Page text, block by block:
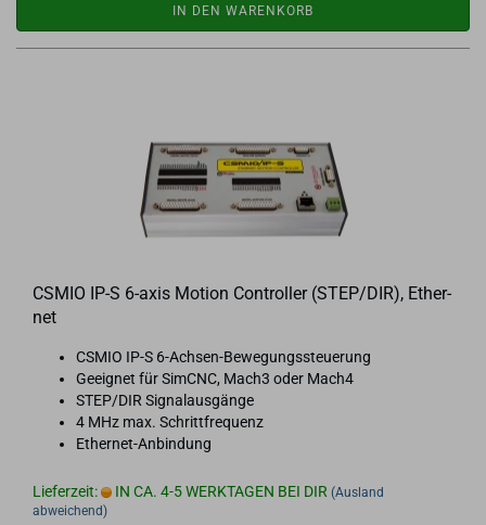
IN DEN WARENKORB
CSMIO IP-S 6-​axis Mo­ti­on Con­trol­ler (STEP/DIR), Ether­
net
CSMIO IP-S 6-​Achsen-Bewegungssteuerung
Ge­eig­net für SimCNC, Mach3 oder Mach4
STEP/DIR Si­gnal­aus­gän­ge
4 MHz max. Schritt­fre­quenz
Ethernet-​Anbindung
Lieferzeit: IN CA. 4-5 WERKTAGEN BEI DIR (Ausland
abweichend)